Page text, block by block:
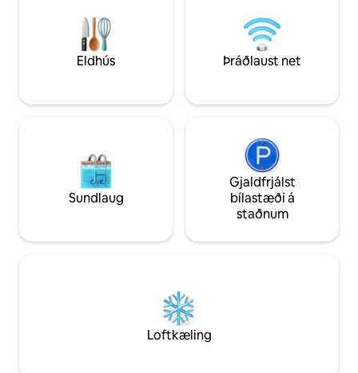
að staðfesta framboð þitt.
500 metra
upp á fullkomna
orlofsupplifun.
Eldhús Þráðlaust net
Sundlaug
Gjaldfrjálst
bílastæði á
staðnum
Loftkæling